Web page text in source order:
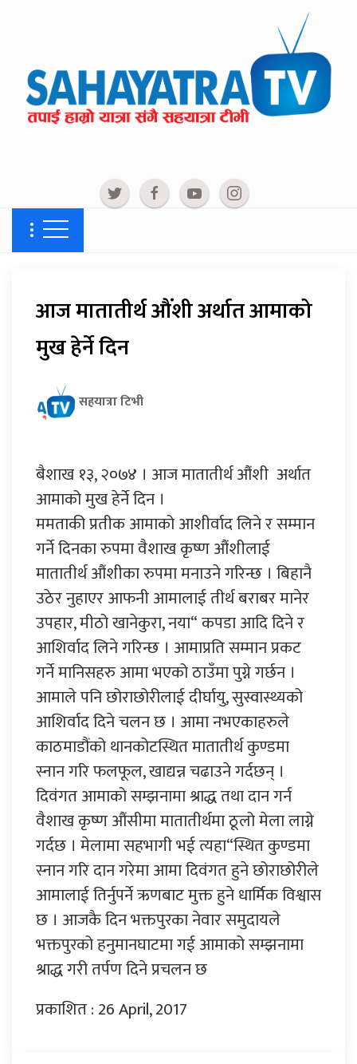
आज मातातीर्थ औंशी अर्थात आमाको
मुख हेर्ने दिन
सहयात्रा टिभी
बैशाख १३, २०७४ । आज मातातीर्थ औंशी अर्थात
आमाको मुख हेर्ने दिन ।
ममताकी प्रतीक आमाको आशीर्वाद लिने र सम्मान
गर्ने दिनका रुपमा वैशाख कृष्ण औंशीलाई
मातातीर्थ औंशीका रुपमा मनाउने गरिन्छ । बिहानै
उठेर नुहाएर आफनी आमालाई तीर्थ बराबर मानेर
उपहार, मीठो खानेकुरा, नया“ कपडा आदि दिने र
आशिर्वाद लिने गरिन्छ । आमाप्रति सम्मान प्रकट
गर्ने मानिसहरु आमा भएको ठाउँमा पुग्ने गर्छन ।
आमाले पनि छोराछोरीलाई दीर्घायु, सुस्वास्थ्यको
आशिर्वाद दिने चलन छ । आमा नभएकाहरुले
काठमाडौंको थानकोटस्थित मातातीर्थ कुण्डमा
स्नान गरि फलफूल, खाद्यन्न चढाउने गर्दछन् ।
दिवंगत आमाको सम्झनामा श्राद्ध तथा दान गर्न
वैशाख कृष्ण औंसीमा मातातीर्थमा ठूलो मेला लाग्ने
गर्दछ । मेलामा सहभागी भई त्यहा“स्थित कुण्डमा
स्नान गरि दान गरेमा आमा दिवंगत हुने छोराछोरीले
आमालाई तिर्नुपर्ने ऋणबाट मुक्त हुने धार्मिक विश्वास
छ । आजकै दिन भक्तपुरका नेवार समुदायले
भक्तपुरको हनुमानघाटमा गई आमाको सम्झनामा
श्राद्ध गरी तर्पण दिने प्रचलन छ
प्रकाशित : 26 April, 2017